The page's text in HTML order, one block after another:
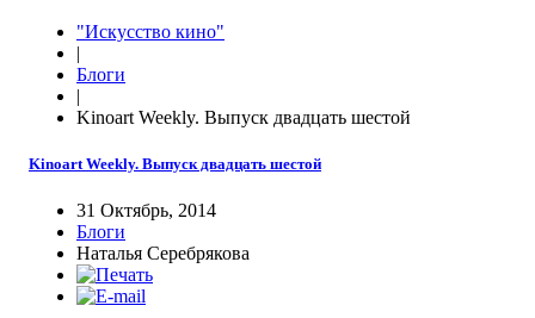
"Искусство кино"
|
Блоги
|
Kinoart Weekly. Выпуск двадцать шестой
Kinoart Weekly. Выпуск двадцать шестой
31 Октябрь, 2014
Блоги
Наталья Серебрякова